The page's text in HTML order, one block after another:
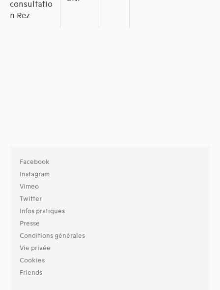
consultatio
n Rez
Facebook
Instagram
Vimeo
Twitter
Infos pratiques
Presse
Conditions générales
Vie privée
Cookies
Friends